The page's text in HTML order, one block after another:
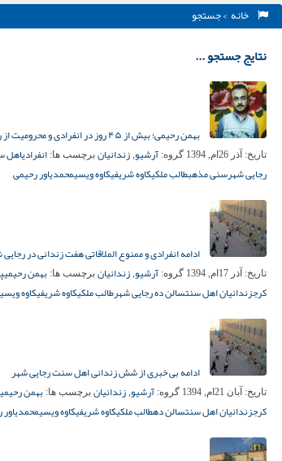
خانه > جستجو
نتایج جستجو ...
بهمن رحیمی؛ بیش از ۴۵ روز در انفرادی و محرومیت از رسیدگی پزشکی
تاریخ: آذر 26ام, 1394 گروه: آرشیو, زندانیان برچسب ها: انفرادیاهل
رجایی شهرسنی مذهبطالب ملکیکاوه شریفیکاوه ویسیمحمدیاور رحیمی
ادامه انفرادی و ممنوع الملاقاتی هفت زندانی در
تاریخ: آذر 17ام, 1394 گروه: آرشیو, زندانیان برچسب ها: بهمن رحیمی
کرجزندانیان اهل سنتسالن ده رجایی شهرطالب ملکیکاوه شریفیکاوه ویسی
ادامه بی خبری از شش زندانی اهل سنت رجایی شهر
تاریخ: آبان 21ام, 1394 گروه: آرشیو, زندانیان برچسب ها: بهمن رحیمی
کرجزندانیان اهل سنتسالن دهطالب ملکیکاوه شریفیکاوه ویسی